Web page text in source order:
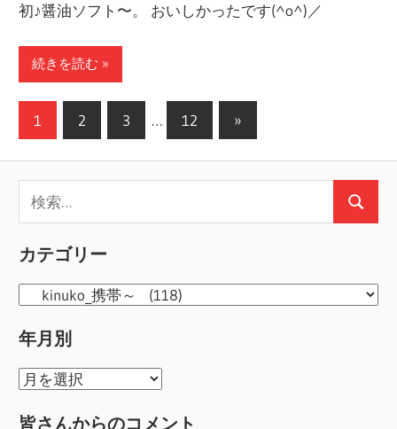
初♪醤油ソフト〜。 おいしかったです(^o^)／
続きを読む
投
の
ペ
ー
ジ
送
1 2 3 … 12
次
の
»
索:
検
カテゴリー
ゴ
リ
年月別
年
皆さんからのコメント